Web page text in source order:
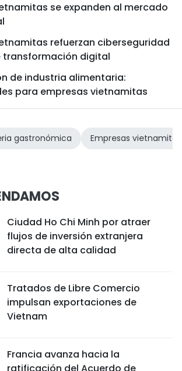
se expanden al mercado
refuerzan ciberseguridad
transformación digital
de industria alimentaria:
para empresas vietnamitas
gastronómica Empresas vietnamitas
Ciudad Ho Chi Minh por atraer
flujos de inversión extranjera
directa de alta calidad
Tratados de Libre Comercio
impulsan exportaciones de
Vietnam
Francia avanza hacia la